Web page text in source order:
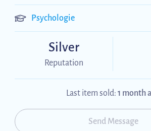
Psychologie
Silver
Reputation
Last item sold: 1 month
Send Message